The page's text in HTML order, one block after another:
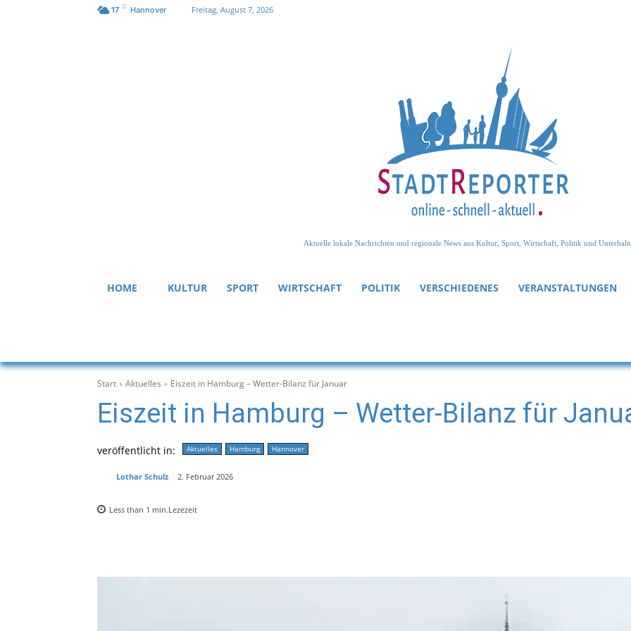
17 C Hannover Freitag, August 7, 2026
Aktuelle lokale Nachrichten und regionale News aus Kultur, Sport, Wirtschaft, Politik und
HOME KULTUR SPORT WIRTSCHAFT POLITIK VERSCHIEDENES VERANSTALTUNGEN
Start Aktuelles Eiszeit in Hamburg – Wetter-Bilanz für Januar
Eiszeit in Hamburg – Wetter-Bilanz für
veröffentlicht in: Aktuelles Hamburg Hannover
Lothar Schulz 2. Februar 2026
Less than 1 min.Lezezeit